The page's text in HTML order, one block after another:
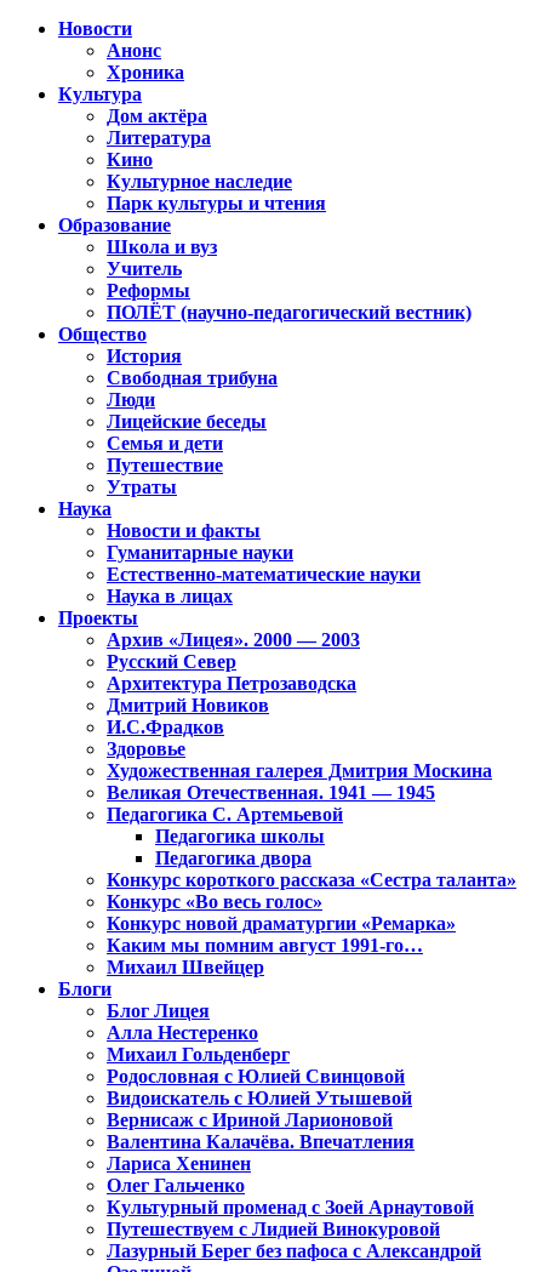
Новости
Анонс
Хроника
Культура
Дом актёра
Литература
Кино
Культурное наследие
Парк культуры и чтения
Образование
Школа и вуз
Учитель
Реформы
ПОЛЁТ (научно-педагогический вестник)
Общество
История
Свободная трибуна
Люди
Лицейские беседы
Семья и дети
Путешествие
Утраты
Наука
Новости и факты
Гуманитарные науки
Естественно-математические науки
Наука в лицах
Проекты
Архив «Лицея». 2000 — 2003
Русский Север
Архитектура Петрозаводска
Дмитрий Новиков
И.С.Фрадков
Здоровье
Художественная галерея Дмитрия Москина
Великая Отечественная. 1941 — 1945
Педагогика С. Артемьевой
Педагогика школы
Педагогика двора
Конкурс короткого рассказа «Сестра таланта»
Конкурс «Во весь голос»
Конкурс новой драматургии «Ремарка»
Каким мы помним август 1991-го…
Михаил Швейцер
Блоги
Блог Лицея
Алла Нестеренко
Михаил Гольденберг
Родословная с Юлией Свинцовой
Видоискатель с Юлией Утышевой
Вернисаж с Ириной Ларионовой
Валентина Калачёва. Впечатления
Лариса Хенинен
Олег Гальченко
Культурный променад с Зоей Арнаутовой
Путешествуем с Лидией Винокуровой
Лазурный Берег без пафоса с Александрой